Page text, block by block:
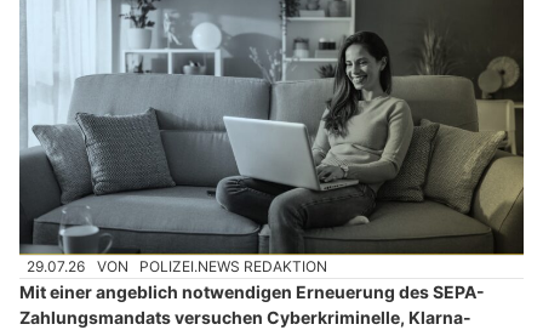
29.07.26 VON POLIZEI.NEWS REDAKTION
Mit einer angeblich notwendigen Erneuerung des SEPA-
Zahlungsmandats versuchen Cyberkriminelle, Klarna-